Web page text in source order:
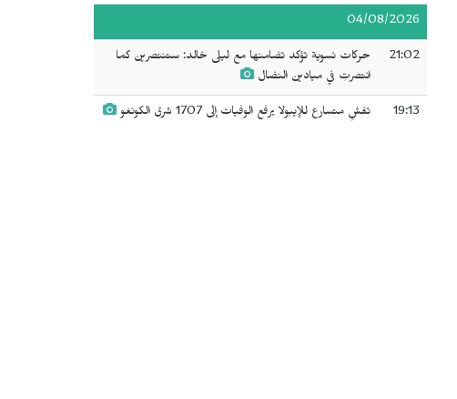
04/08/2026
21:02
حركات نسوية تؤكد تضامنها مع ليلى خالد: ستنتصرين كما
انتصرتِ في ميادين النضال
19:13 تفشٍ متسارع للإيبولا يرفع الوفيات إلى 1707 شرق الكونغو